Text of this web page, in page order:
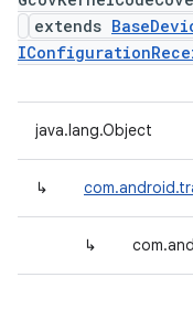
extends
java.lang.Object
↳
↳